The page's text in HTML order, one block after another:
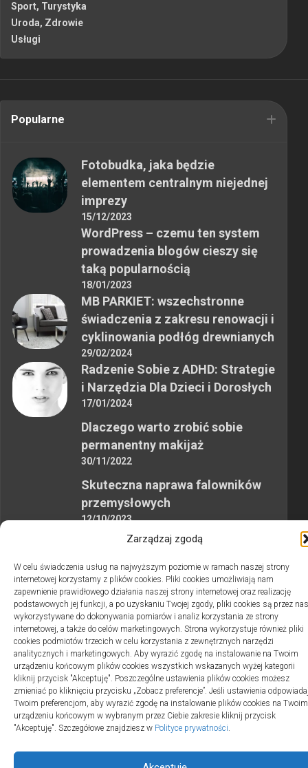
Zarządzaj zgodą
W celu świadczenia usług na najwyższym poziomie w ramach naszej strony
internetowej korzystamy z plików cookies. Pliki cookies umożliwiają nam
zapewnienie prawidłowego działania naszej strony internetowej oraz realizację
podstawowych jej funkcji, a po uzyskaniu Twojej zgody, pliki cookies są przez nas
wykorzystywane do dokonywania pomiarów i analiz korzystania ze strony
internetowej, a także do celów marketingowych. Strona wykorzystuje również pliki
cookies podmiotów trzecich w celu korzystania z zewnętrznych narzędzi
analitycznych i marketingowych. Aby wyrazić zgodę na instalowanie na Twoim
urządzeniu końcowym plików cookies wszystkich wskazanych wyżej kategorii
kliknij przycisk "Akceptuję". Poszczególne ustawienia plików cookies możesz
zmieniać po kliknięciu przycisku „Zobacz preferencje”. Jeśli ustawienia
Twoim preferencjom, aby wyrazić zgodę na instalowanie plików cookies na Twoim
urządzeniu końcowym w wybranym przez Ciebie zakresie kliknij przycisk
"Akceptuję". Szczegółowe znajdziesz w Polityce prywatności.
Sport, Turystyka
Uroda, Zdrowie
Usługi
Popularne
Fotobudka, jaka będzie
elementem centralnym niejednej
imprezy
15/12/2023
WordPress – czemu ten system
prowadzenia blogów cieszy się
taką popularnością
18/01/2023
MB PARKIET: wszechstronne
świadczenia z zakresu renowacji i
cyklinowania podłóg drewnianych
29/02/2024
Radzenie Sobie z ADHD: Strategie
i Narzędzia Dla Dzieci i Dorosłych
17/01/2024
Dlaczego warto zrobić sobie
permanentny makijaż
30/11/2022
Skuteczna naprawa falowników
przemysłowych
12/10/2023
2swiaty.pl © 2026. Wszelkie prawa zastrzeżone.